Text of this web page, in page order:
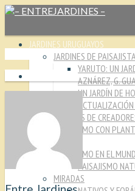
JARDINES URUGUAYOS
JARDINES DE
YARUTO: UN
AZNÁREZ, G.
UN JARDÍN DE
JARDINES DE
PAISAJISMO CON
CULTURA JARDINERA
PAISAJISMO EN EL
PAISAJISMO
MIRADAS